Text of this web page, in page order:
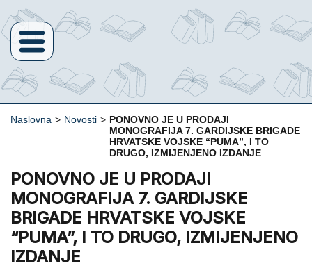
Naslovna > Novosti > PONOVNO JE U PRODAJI
MONOGRAFIJA 7. GARDIJSKE BRIGADE
HRVATSKE VOJSKE “PUMA”, I TO
DRUGO, IZMIJENJENO IZDANJE
PONOVNO JE U PRODAJI
MONOGRAFIJA 7. GARDIJSKE
BRIGADE HRVATSKE VOJSKE
“PUMA”, I TO DRUGO, IZMIJENJENO
IZDANJE